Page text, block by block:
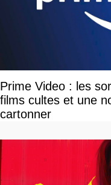
Prime Video : les
films cultes et une
cartonner